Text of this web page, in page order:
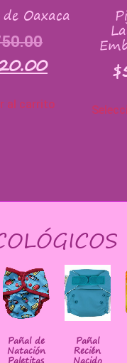
de Oaxaca
al carrito
$
Pañal de
Natación
Pañal
Recién